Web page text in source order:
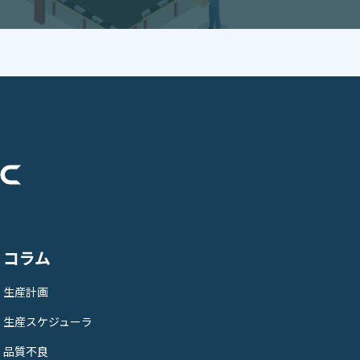
コラム
生産計画
生産スケジューラ
品質不良